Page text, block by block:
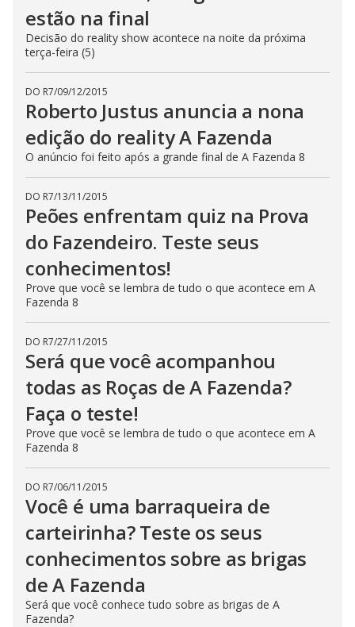
estão na final
Decisão do reality show acontece na noite da próxima
terça-feira (5)
DO R7/09/12/2015
Roberto Justus anuncia a nona
edição do reality A Fazenda
O anúncio foi feito após a grande final de A Fazenda 8
DO R7/13/11/2015
Peões enfrentam quiz na Prova
do Fazendeiro. Teste seus
conhecimentos!
Prove que você se lembra de tudo o que acontece em A
Fazenda 8
DO R7/27/11/2015
Será que você acompanhou
todas as Roças de A Fazenda?
Faça o teste!
Prove que você se lembra de tudo o que acontece em A
Fazenda 8
DO R7/06/11/2015
Você é uma barraqueira de
carteirinha? Teste os seus
conhecimentos sobre as brigas
de A Fazenda
Será que você conhece tudo sobre as brigas de A
Fazenda?